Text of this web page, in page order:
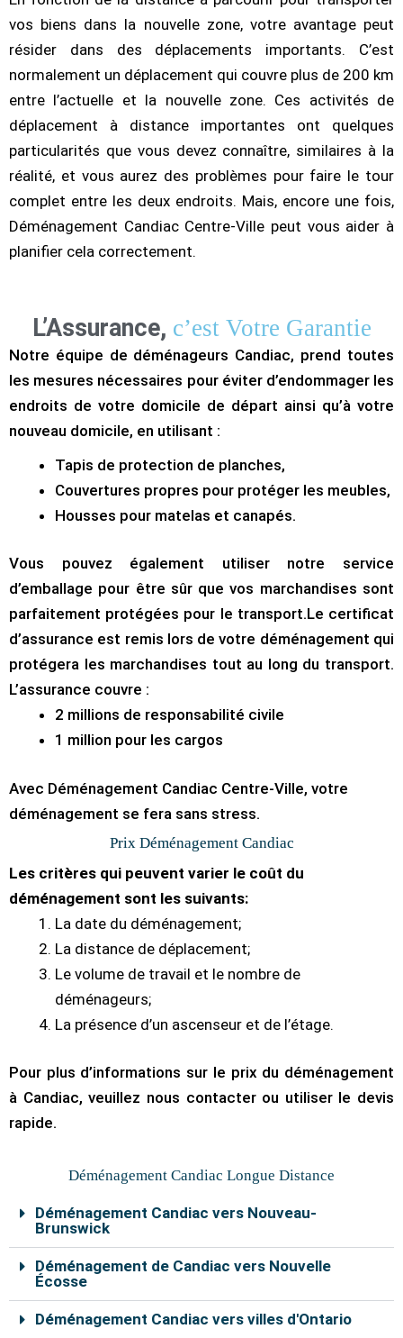
vos biens dans la nouvelle zone, votre avantage peut
résider dans des déplacements importants. C’est
normalement un déplacement qui couvre plus de 200 km
entre l’actuelle et la nouvelle zone. Ces activités de
déplacement à distance importantes ont quelques
particularités que vous devez connaître, similaires à la
réalité, et vous aurez des problèmes pour faire le tour
complet entre les deux endroits. Mais, encore une fois,
Déménagement Candiac Centre-Ville peut vous aider à
planifier cela correctement.
L’Assurance, c’est Votre Garantie
Notre équipe de déménageurs Candiac, prend toutes
les mesures nécessaires pour éviter d’endommager les
endroits de votre domicile de départ ainsi qu’à votre
nouveau domicile, en utilisant :
Tapis de protection de planches,
Couvertures propres pour protéger les meubles,
Housses pour matelas et canapés.
Vous pouvez également utiliser notre service
d’emballage pour être sûr que vos marchandises sont
parfaitement protégées pour le transport.Le certificat
d’assurance est remis lors de votre déménagement qui
protégera les marchandises tout au long du transport.
L’assurance couvre :
2 millions de responsabilité civile
1 million pour les cargos
Avec Déménagement Candiac Centre-Ville, votre
déménagement se fera sans stress.
Prix Déménagement Candiac
Les critères qui peuvent varier le coût du
déménagement sont les suivants:
La date du déménagement;
La distance de déplacement;
Le volume de travail et le nombre de
déménageurs;
La présence d’un ascenseur et de l’étage.
Pour plus d’informations sur le prix du déménagement
à Candiac, veuillez nous contacter ou utiliser le devis
rapide.
Déménagement Candiac Longue Distance
Déménagement Candiac vers Nouveau-
Brunswick
Déménagement de Candiac vers Nouvelle
Écosse
Déménagement Candiac vers villes d'Ontario